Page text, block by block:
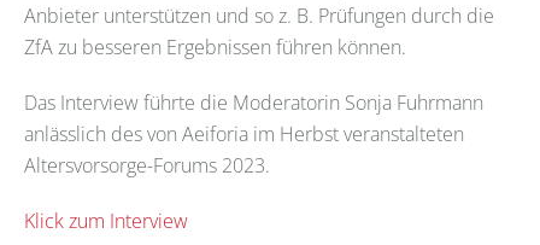
Anbieter unterstützen und so z. B. Prüfungen durch die
ZfA zu besseren Ergebnissen führen können.
Das Interview führte die Moderatorin Sonja Fuhrmann
anlässlich des von Aeiforia im Herbst veranstalteten
Altersvorsorge-Forums 2023.
Klick zum Interview